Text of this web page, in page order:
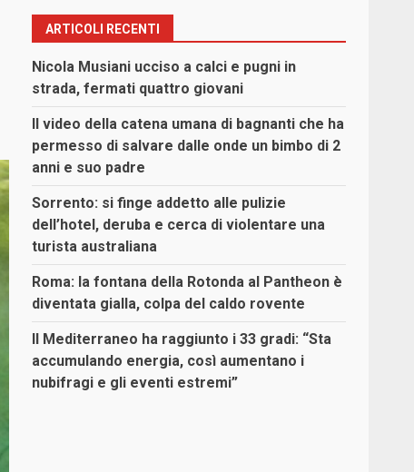
ARTICOLI RECENTI
Nicola Musiani ucciso a calci e pugni in
strada, fermati quattro giovani
Il video della catena umana di bagnanti che ha
permesso di salvare dalle onde un bimbo di 2
anni e suo padre
Sorrento: si finge addetto alle pulizie
dell’hotel, deruba e cerca di violentare una
turista australiana
Roma: la fontana della Rotonda al Pantheon è
diventata gialla, colpa del caldo rovente
Il Mediterraneo ha raggiunto i 33 gradi: “Sta
accumulando energia, così aumentano i
nubifragi e gli eventi estremi”